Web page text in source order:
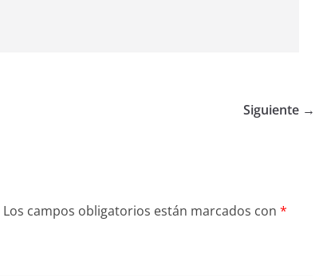
Siguiente →
Los campos obligatorios están marcados con *